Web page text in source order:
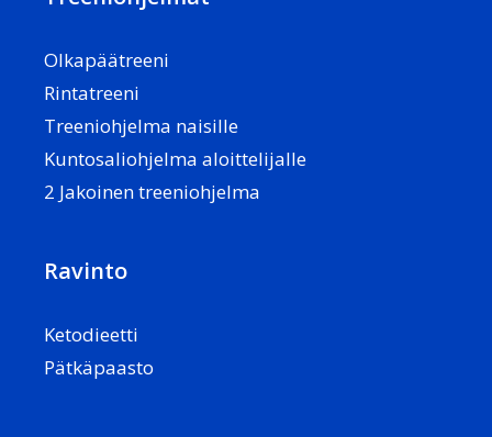
Olkapäätreeni
Rintatreeni
Treeniohjelma naisille
Kuntosaliohjelma aloittelijalle
2 Jakoinen treeniohjelma
Ravinto
Ketodieetti
Pätkäpaasto